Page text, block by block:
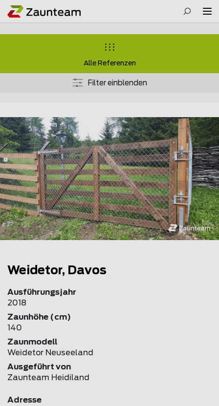
Alle Referenzen
Filter einblenden
Weidetor, Davos
Ausführungsjahr
2018
Zaunhöhe (cm)
140
Zaunmodell
Weidetor Neuseeland
Ausgeführt von
Zaunteam Heidiland
Adresse